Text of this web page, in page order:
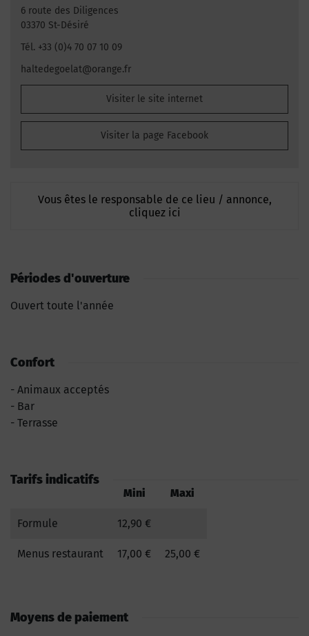
6 route des Diligences
03370 St-Désiré
Tél. +33 (0)4 70 07 10 09
haltedegoelat@orange.fr
Visiter le site internet
Visiter la page Facebook
Vous êtes le responsable de ce lieu / annonce,
cliquez ici
Périodes d'ouverture
Ouvert toute l'année
Confort
Animaux acceptés
Bar
Terrasse
Tarifs indicatifs
Mini Maxi
Formule 12,90 €
Menus restaurant 17,00 € 25,00 €
Moyens de paiement